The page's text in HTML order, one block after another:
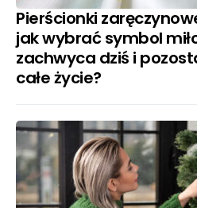
Pierścionki
jak wybrać symbol
zachwyca dziś i
całe życie?